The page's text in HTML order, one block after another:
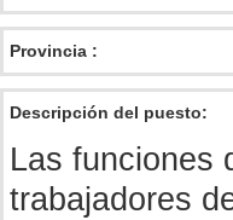
Provincia :
Descripción del puesto:
Las funciones
trabajadores